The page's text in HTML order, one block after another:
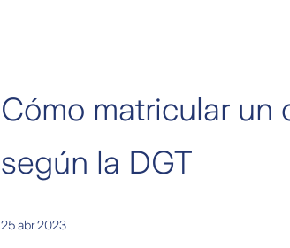
Cómo matricular un
según la DGT
25 abr 2023